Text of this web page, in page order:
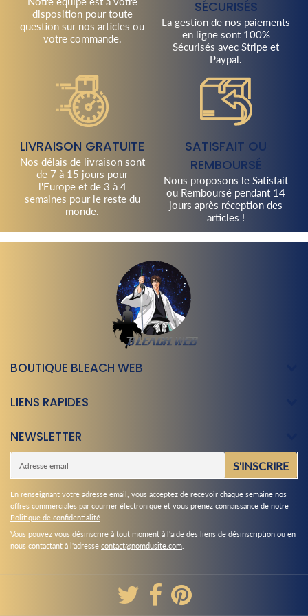
disposition pour toute
question sur nos articles ou
votre commande.
SÉCURISÉS
La gestion de nos paiements
en ligne sont 100%
Sécurisés avec Stripe et
Paypal.
LIVRAISON GRATUITE
Nos délais de livraison sont
de 7 à 15 jours pour
l'Europe et de 3 à 4
semaines pour le reste du
monde.
SATISFAIT OU
REMBOURSÉ
Nous proposons le Satisfait
ou Remboursé pendant 14
jours après réception des
articles !
BOUTIQUE BLEACH WEB
LIENS RAPIDES
NEWSLETTER
mail
S'INSCRIRE
En renseignant votre adresse email, vous acceptez de recevoir chaque semaine nos
offres commerciales par courrier électronique et vous prenez connaissance de notre
Politique de confidentialité
Vous pouvez vous désinscrire à tout moment à l'aide des liens de désinscription ou en
nous contactant à l'adresse contact@nomdusite.com